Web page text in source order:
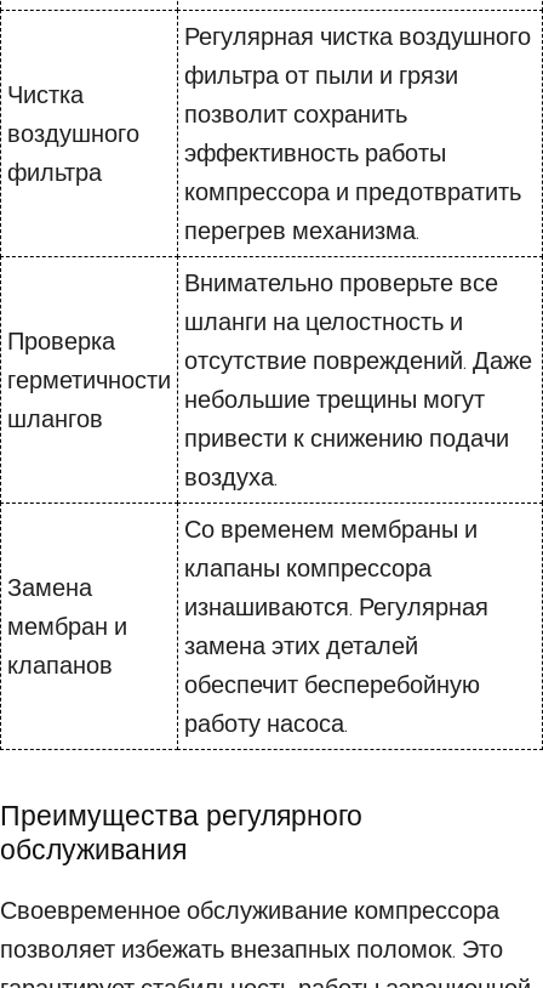
Чистка
воздушного
фильтра
Регулярная чистка воздушного
фильтра от пыли и грязи
позволит сохранить
эффективность работы
компрессора и предотвратить
перегрев механизма.
Проверка
герметичности
шлангов
Внимательно проверьте все
шланги на целостность и
отсутствие повреждений. Даже
небольшие трещины могут
привести к снижению подачи
воздуха.
Замена
мембран и
клапанов
Со временем мембраны и
клапаны компрессора
изнашиваются. Регулярная
замена этих деталей
обеспечит бесперебойную
работу насоса.
Преимущества регулярного
обслуживания
Своевременное обслуживание компрессора
позволяет избежать внезапных поломок. Это